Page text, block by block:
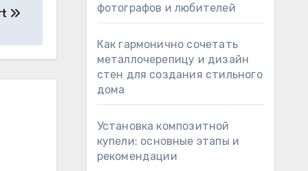
фотографов и любителей
Как гармонично сочетать
металлочерепицу и дизайн
стен для создания стильного
дома
Установка композитной
купели: основные этапы и
рекомендации